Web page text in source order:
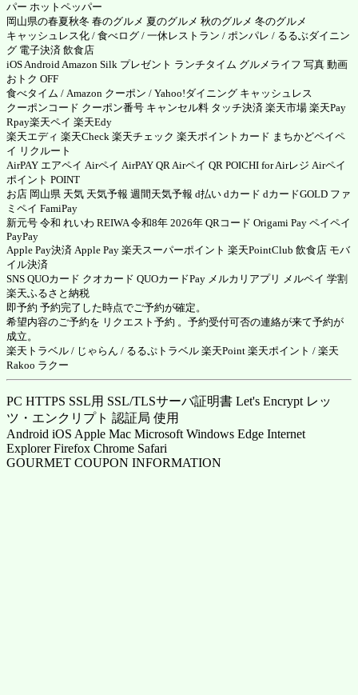
パー ホットペッパー
岡山県の春夏秋冬 春のグルメ 夏のグルメ 秋のグルメ 冬のグルメ
キャッシュレス化 / 食べログ / 一休レストラン / ポンパレ / るるぶダイニン
グ 電子決済 飲食店
iOS Android Amazon Silk プレゼント ランチタイム グルメライフ 写真 動画
おトク OFF
食べタイム / Amazon クーポン / Yahoo!ダイニング キャッシュレス
クーポンコード クーポン番号 キャンセル料 タッチ決済 楽天市場 楽天Pay
Rpay楽天ペイ 楽天Edy
楽天エディ 楽天Check 楽天チェック 楽天ポイントカード まちかどペイペ
イ リクルート
AirPAY エアペイ Airペイ AirPAY QRAirペイ QR POICHI for Airレジ Airペイ
ポイント POINT
お店 岡山県 天気 天気予報 週間天気予報 d払い dカード dカードGOLD ファ
ミペイ FamiPay
新元号 令和 れいわ REIWA 令和8年 2026年 QRコード Origami Pay ペイペイ
PayPay
Apple Pay決済 Apple Pay 楽天スーパーポイント 楽天PointClub 飲食店 モバ
イル決済
SNS QUOカード クオカード QUOカードPay メルカリアプリ メルペイ 学割
楽天ふるさと納税
即予約 予約完了した時点でご予約が確定。
希望内容のご予約を リクエスト予約 。予約受付可否の連絡が来て予約が
成立。
楽天トラベル / じゃらん / るるぷトラベル 楽天Point 楽天ポイント / 楽天
Rakoo ラクー
PC HTTPS SSL用 SSL/TLSサーバ証明書 Let's Encrypt レッ
ツ・エンクリプト 認証局 使用
Android iOS Apple Mac Microsoft Windows Edge Internet
Explorer Firefox Chrome Safari
GOURMET COUPON INFORMATION